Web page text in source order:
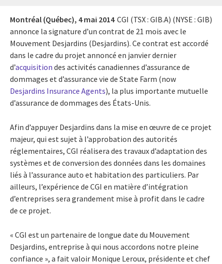
Montréal (Québec), 4 mai 2014 CGI (TSX : GIB.A) (NYSE : GIB)
annonce la signature d’un contrat de 21 mois avec le
Mouvement Desjardins (Desjardins). Ce contrat est accordé
dans le cadre du projet annoncé en janvier dernier
d’acquisition des activités canadiennes d’assurance de
dommages et d’assurance vie de State Farm (now
Desjardins Insurance Agents), la plus importante mutuelle
d’assurance de dommages des États-Unis.
Afin d’appuyer Desjardins dans la mise en œuvre de ce projet
majeur, qui est sujet à l’approbation des autorités
réglementaires, CGI réalisera des travaux d’adaptation des
systèmes et de conversion des données dans les domaines
liés à l’assurance auto et habitation des particuliers. Par
ailleurs, l’expérience de CGI en matière d’intégration
d’entreprises sera grandement mise à profit dans le cadre
de ce projet.
« CGI est un partenaire de longue date du Mouvement
Desjardins, entreprise à qui nous accordons notre pleine
confiance », a fait valoir Monique Leroux, présidente et chef